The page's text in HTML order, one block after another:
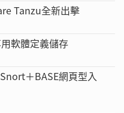
Tanzu全新出擊
軟體定義儲存
＋BASE網頁型入